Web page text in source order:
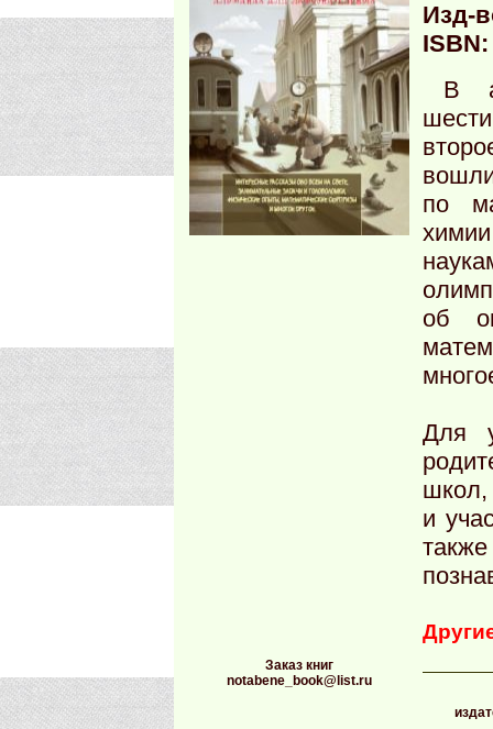
Изд-
ISBN:
В
по
об
Для
школ,
и
Заказ книг
notabene_book@list.ru